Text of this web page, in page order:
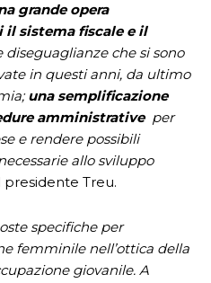
grande opera
sistema fiscale e il
che si sono
in questi anni, da ultimo
una semplificazione
amministrative per
e rendere possibili
allo sviluppo
presidente Treu.
specifiche per
femminile nell’ottica della
giovanile. A